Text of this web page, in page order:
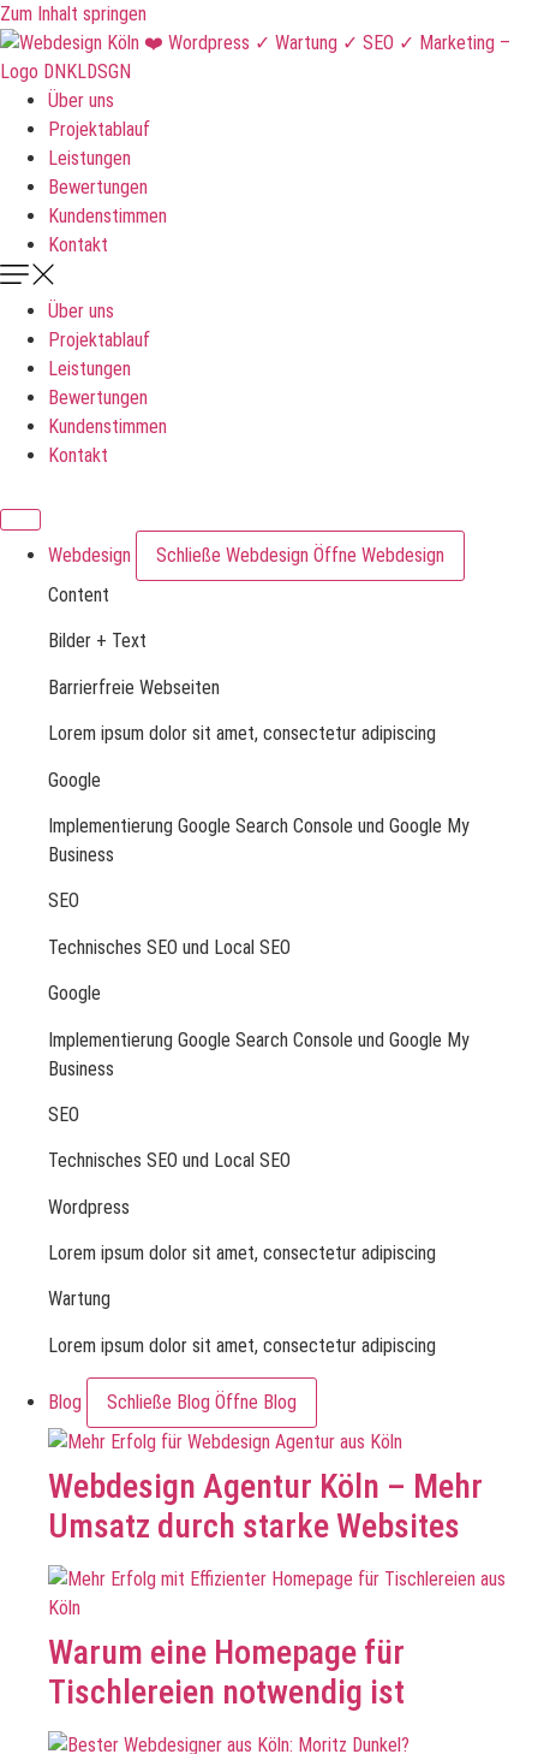
Zum Inhalt springen
Über uns
Projektablauf
Leistungen
Bewertungen
Kundenstimmen
Kontakt
Über uns
Projektablauf
Leistungen
Bewertungen
Kundenstimmen
Kontakt
Webdesign Schließe Webdesign Öffne Webdesign
Content
Bilder + Text
Barrierfreie Webseiten
Lorem ipsum dolor sit amet, consectetur adipiscing
Google
Implementierung Google Search Console und Google My
Business
SEO
Technisches SEO und Local SEO
Google
Implementierung Google Search Console und Google My
Business
SEO
Technisches SEO und Local SEO
Wordpress
Lorem ipsum dolor sit amet, consectetur adipiscing
Wartung
Lorem ipsum dolor sit amet, consectetur adipiscing
Blog Schließe Blog Öffne Blog
Webdesign Agentur Köln – Mehr
Umsatz durch starke Websites
Warum eine Homepage für
Tischlereien notwendig ist